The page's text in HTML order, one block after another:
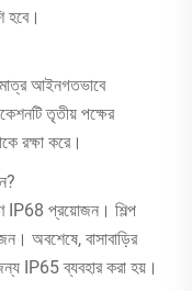
হবে।
আইনগতভাবে
তৃতীয় পক্ষের
রক্ষা করে।
IP68 প্রয়োজন। শিল্প
অবশেষে, বাসাবাড়ির
IP65 ব্যবহার করা হয়।